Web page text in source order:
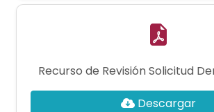
Recurso de Revisión Solicitud
Descargar